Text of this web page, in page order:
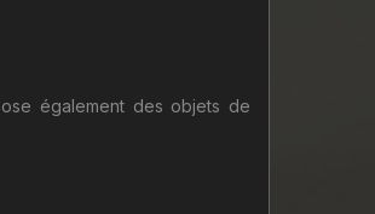
également des objets de